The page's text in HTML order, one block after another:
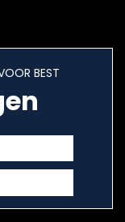
BEST